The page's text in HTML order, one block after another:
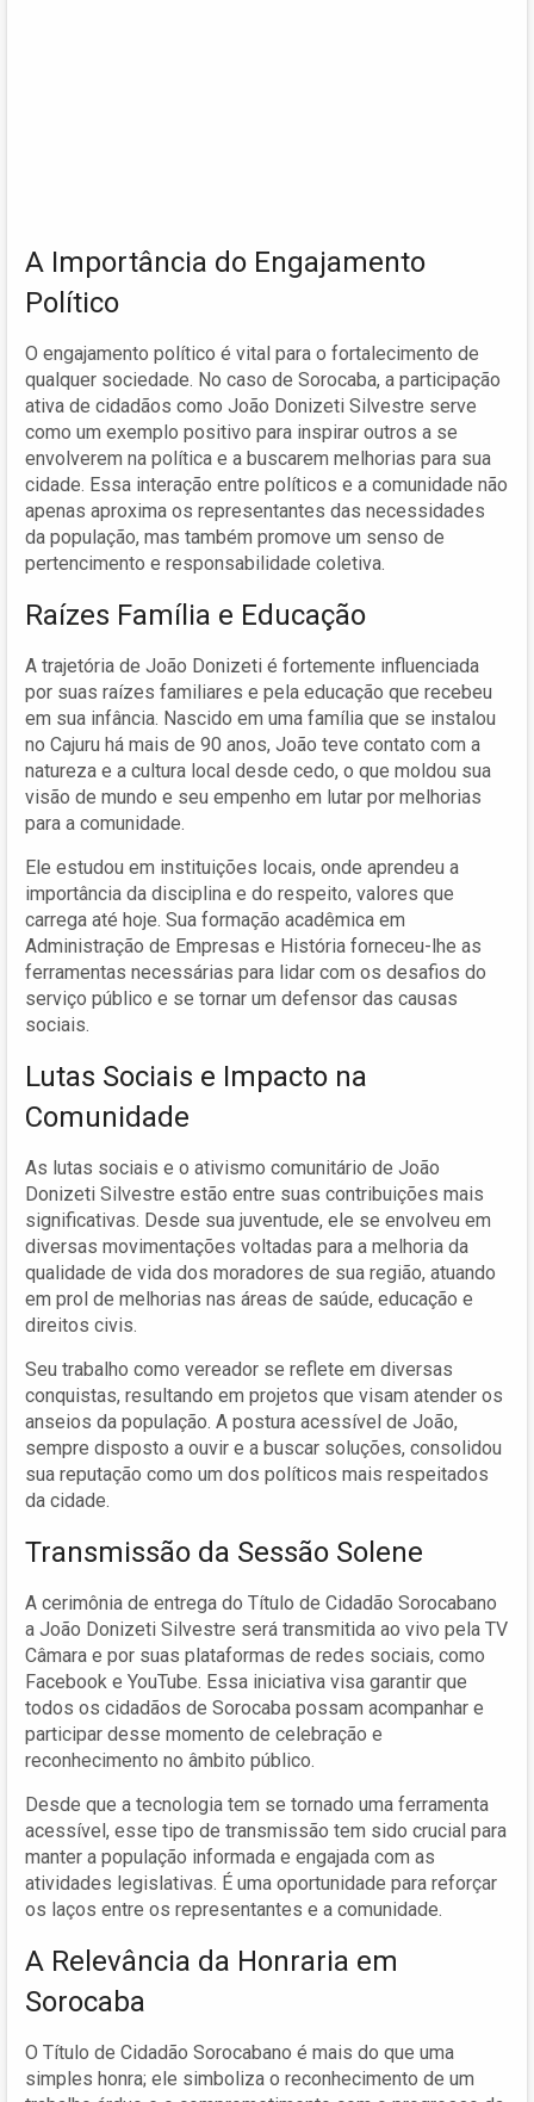
A Importância do Engajamento
Político
O engajamento político é vital para o fortalecimento de
qualquer sociedade. No caso de Sorocaba, a participação
ativa de cidadãos como João Donizeti Silvestre serve
como um exemplo positivo para inspirar outros a se
envolverem na política e a buscarem melhorias para sua
cidade. Essa interação entre políticos e a comunidade não
apenas aproxima os representantes das necessidades
da população, mas também promove um senso de
pertencimento e responsabilidade coletiva.
Raízes Família e Educação
A trajetória de João Donizeti é fortemente influenciada
por suas raízes familiares e pela educação que recebeu
em sua infância. Nascido em uma família que se instalou
no Cajuru há mais de 90 anos, João teve contato com a
natureza e a cultura local desde cedo, o que moldou sua
visão de mundo e seu empenho em lutar por melhorias
para a comunidade.
Ele estudou em instituições locais, onde aprendeu a
importância da disciplina e do respeito, valores que
carrega até hoje. Sua formação acadêmica em
Administração de Empresas e História forneceu-lhe as
ferramentas necessárias para lidar com os desafios do
serviço público e se tornar um defensor das causas
sociais.
Lutas Sociais e Impacto na
Comunidade
As lutas sociais e o ativismo comunitário de João
Donizeti Silvestre estão entre suas contribuições mais
significativas. Desde sua juventude, ele se envolveu em
diversas movimentações voltadas para a melhoria da
qualidade de vida dos moradores de sua região, atuando
em prol de melhorias nas áreas de saúde, educação e
direitos civis.
Seu trabalho como vereador se reflete em diversas
conquistas, resultando em projetos que visam atender os
anseios da população. A postura acessível de João,
sempre disposto a ouvir e a buscar soluções, consolidou
sua reputação como um dos políticos mais respeitados
da cidade.
Transmissão da Sessão Solene
A cerimônia de entrega do Título de Cidadão Sorocabano
a João Donizeti Silvestre será transmitida ao vivo pela TV
Câmara e por suas plataformas de redes sociais, como
Facebook e YouTube. Essa iniciativa visa garantir que
todos os cidadãos de Sorocaba possam acompanhar e
participar desse momento de celebração e
reconhecimento no âmbito público.
Desde que a tecnologia tem se tornado uma ferramenta
acessível, esse tipo de transmissão tem sido crucial para
manter a população informada e engajada com as
atividades legislativas. É uma oportunidade para reforçar
os laços entre os representantes e a comunidade.
A Relevância da Honraria em
Sorocaba
O Título de Cidadão Sorocabano é mais do que uma
simples honra; ele simboliza o reconhecimento de um